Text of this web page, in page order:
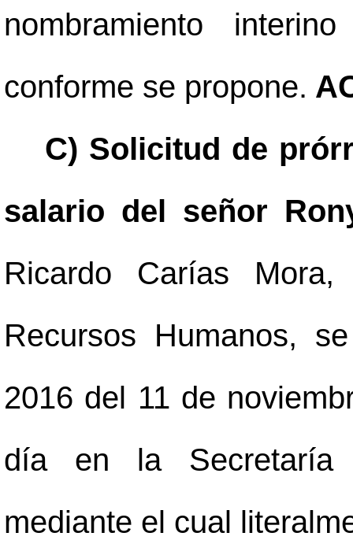
nombramiento
conforme se propone.
C) Solicitud de
salario del señor
Ricardo Carías
Recursos Humanos,
2016 del 11 de
día en la Secretaría
mediante el cual